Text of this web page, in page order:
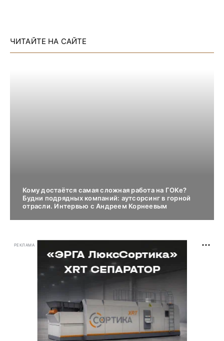
ЧИТАЙТЕ НА САЙТЕ
Кому достаётся самая сложная работа на ГОКе?
Будни подрядных компаний: аутсорсинг в горной
отрасли. Интервью с Андреем Корнеевым
РЕКЛАМА